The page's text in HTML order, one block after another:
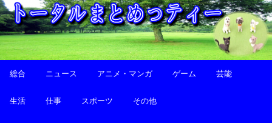
総合 ニュース アニメ・マンガ ゲーム 芸能
生活 仕事 スポーツ その他